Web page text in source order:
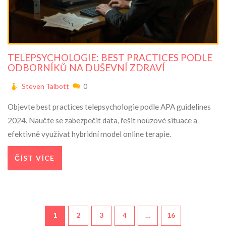
TELEPSYCHOLOGIE: BEST PRACTICES PODLE
ODBORNÍKŮ NA DUŠEVNÍ ZDRAVÍ
Steven Talbott 0
Objevte best practices telepsychologie podle APA guidelines
2024. Naučte se zabezpečit data, řešit nouzové situace a
efektivně využívat hybridní model online terapie.
ČÍST VÍCE
1 2 3 4 … 16